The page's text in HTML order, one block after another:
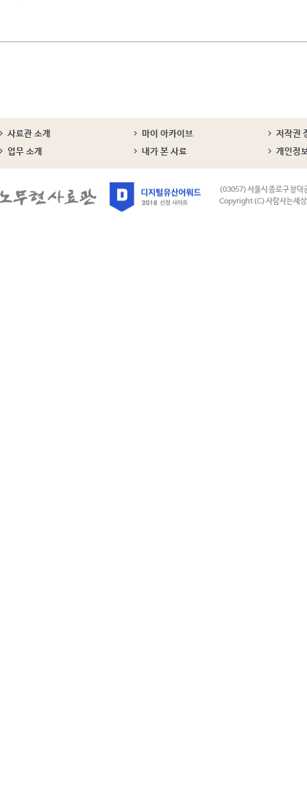
사료관 소개 마이 아카이브
저작권
업무 소개
내가 본 사료 개인정
(03057) 서울시 종로구 창덕
Copyright (C) 사람사는세